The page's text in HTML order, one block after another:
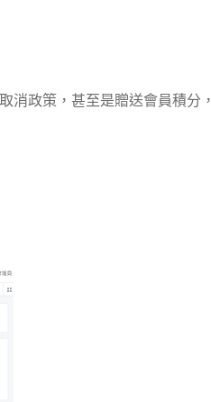
政策，甚至是贈送會員積分